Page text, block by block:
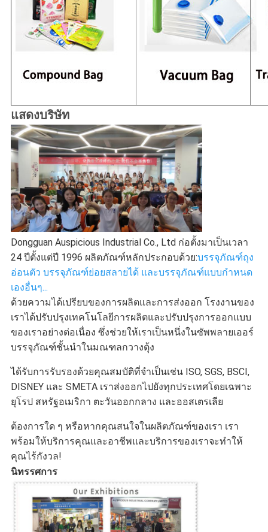
แสดงบริษัท
Dongguan Auspicious Industrial Co., Ltd ก่อตั้งมาเป็นเวลา
24 ปีตั้งแต่ปี 1996 ผลิตภัณฑ์หลักประกอบด้วย:บรรจุภัณฑ์ถุง
อ่อนตัว บรรจุภัณฑ์ย่อยสลายได้ และบรรจุภัณฑ์แบบกำหนด
เองอื่นๆ...
ด้วยความได้เปรียบของการผลิตและการส่งออก โรงงานของ
เราได้ปรับปรุงเทคโนโลยีการผลิตและปรับปรุงการออกแบบ
ของเราอย่างต่อเนื่อง ซึ่งช่วยให้เราเป็นหนึ่งในซัพพลายเออร์
บรรจุภัณฑ์ชั้นนำในมณฑลกวางตุ้ง
ได้รับการรับรองด้วยคุณสมบัติที่จำเป็นเช่น ISO, SGS, BSCI,
DISNEY และ SMETA เราส่งออกไปยังทุกประเทศโดยเฉพาะ
ยุโรป สหรัฐอเมริกา ตะวันออกกลาง และออสเตรเลีย
ต้องการใด ๆ หรือหากคุณสนใจในผลิตภัณฑ์ของเรา เรา
พร้อมให้บริการคุณและอาชีพและบริการของเราจะทำให้
คุณไร้กังวล!
นิทรรศการ